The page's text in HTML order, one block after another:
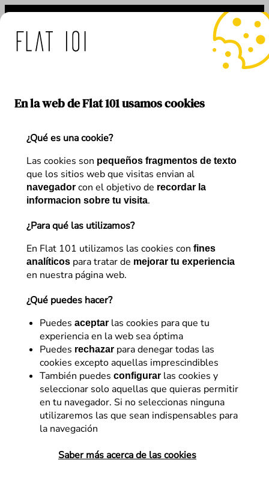
En la web de Flat 101 usamos cookies
¿Qué es una cookie?
Las cookies son pequeños fragmentos de texto
que los sitios web que visitas envian al
navegador con el objetivo de recordar la
informacion sobre tu visita.
¿Para qué las utilizamos?
En Flat 101 utilizamos las cookies con fines
analíticos para tratar de mejorar tu experiencia
en nuestra página web.
¿Qué puedes hacer?
Puedes aceptar las cookies para que tu
experiencia en la web sea óptima
Puedes rechazar para denegar todas las
cookies excepto aquellas imprescindibles
También puedes configurar las cookies y
seleccionar solo aquellas que quieras permitir
en tu navegador. Si no seleccionas ninguna
utilizaremos las que sean indispensables para
la navegación
Saber más acerca de las cookies
Saltar
contenido
Autor:Miguel Monreal
Head of Business Tech & Co-Founder en Flat 101.
Agencia Flat 101 Digital Business. Actualmente
diseñamos y desarrollamos soluciones de alto
rendimiento para la optimización de activos
digitales, con un fuerte componente en el análisis y
Artículos de Miguel Monreal